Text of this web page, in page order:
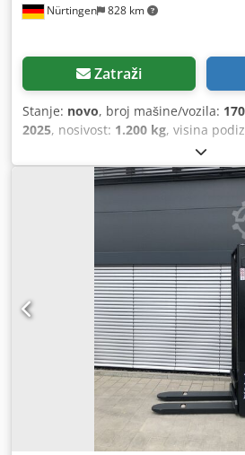
Nürtingen 828 km
Zatraži
Stanje: novo, broj mašine/vozila:
2025, nosivost: 1.200 kg, visina
, vrsta goriva:
jarbola:simpleks, građevinska
24 V, duljina vilica:1.150